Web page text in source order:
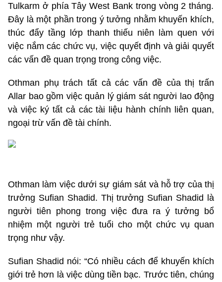
Tulkarm ở phíaTây West Bank trong vòng 2 tháng.
Đây là một phầntrong ý tưởng nhằm khuyến khích,
thúc đẩy tầng lớp thanh thiếu niên làm quen với
việc nắm các chức vụ, việc quyết định và giải quyết
các vấn đề quan trọng trong công việc.
Othman phụ trách tất cả các vấn đề của thị trấn
Allar bao gồm việc quản lý giám sát người lao động
và việc ký tất cả các tài liệu hành chính liên quan,
ngoại trừ vấn đề tài chính.
Othman làm việc dưới sự giám sát và hỗ trợ của thị
trưởng Sufian Shadid. Thị trưởng Sufian Shadid là
người tiên phong trong việc đưa ra ý tưởng bổ
nhiệm một người trẻ tuổi cho một chức vụ quan
trọng như vậy.
Sufian Shadid nói: “Có nhiều cách để khuyến khích
giới trẻ hơn là việc dùng tiền bạc. Trước tiên, chúng